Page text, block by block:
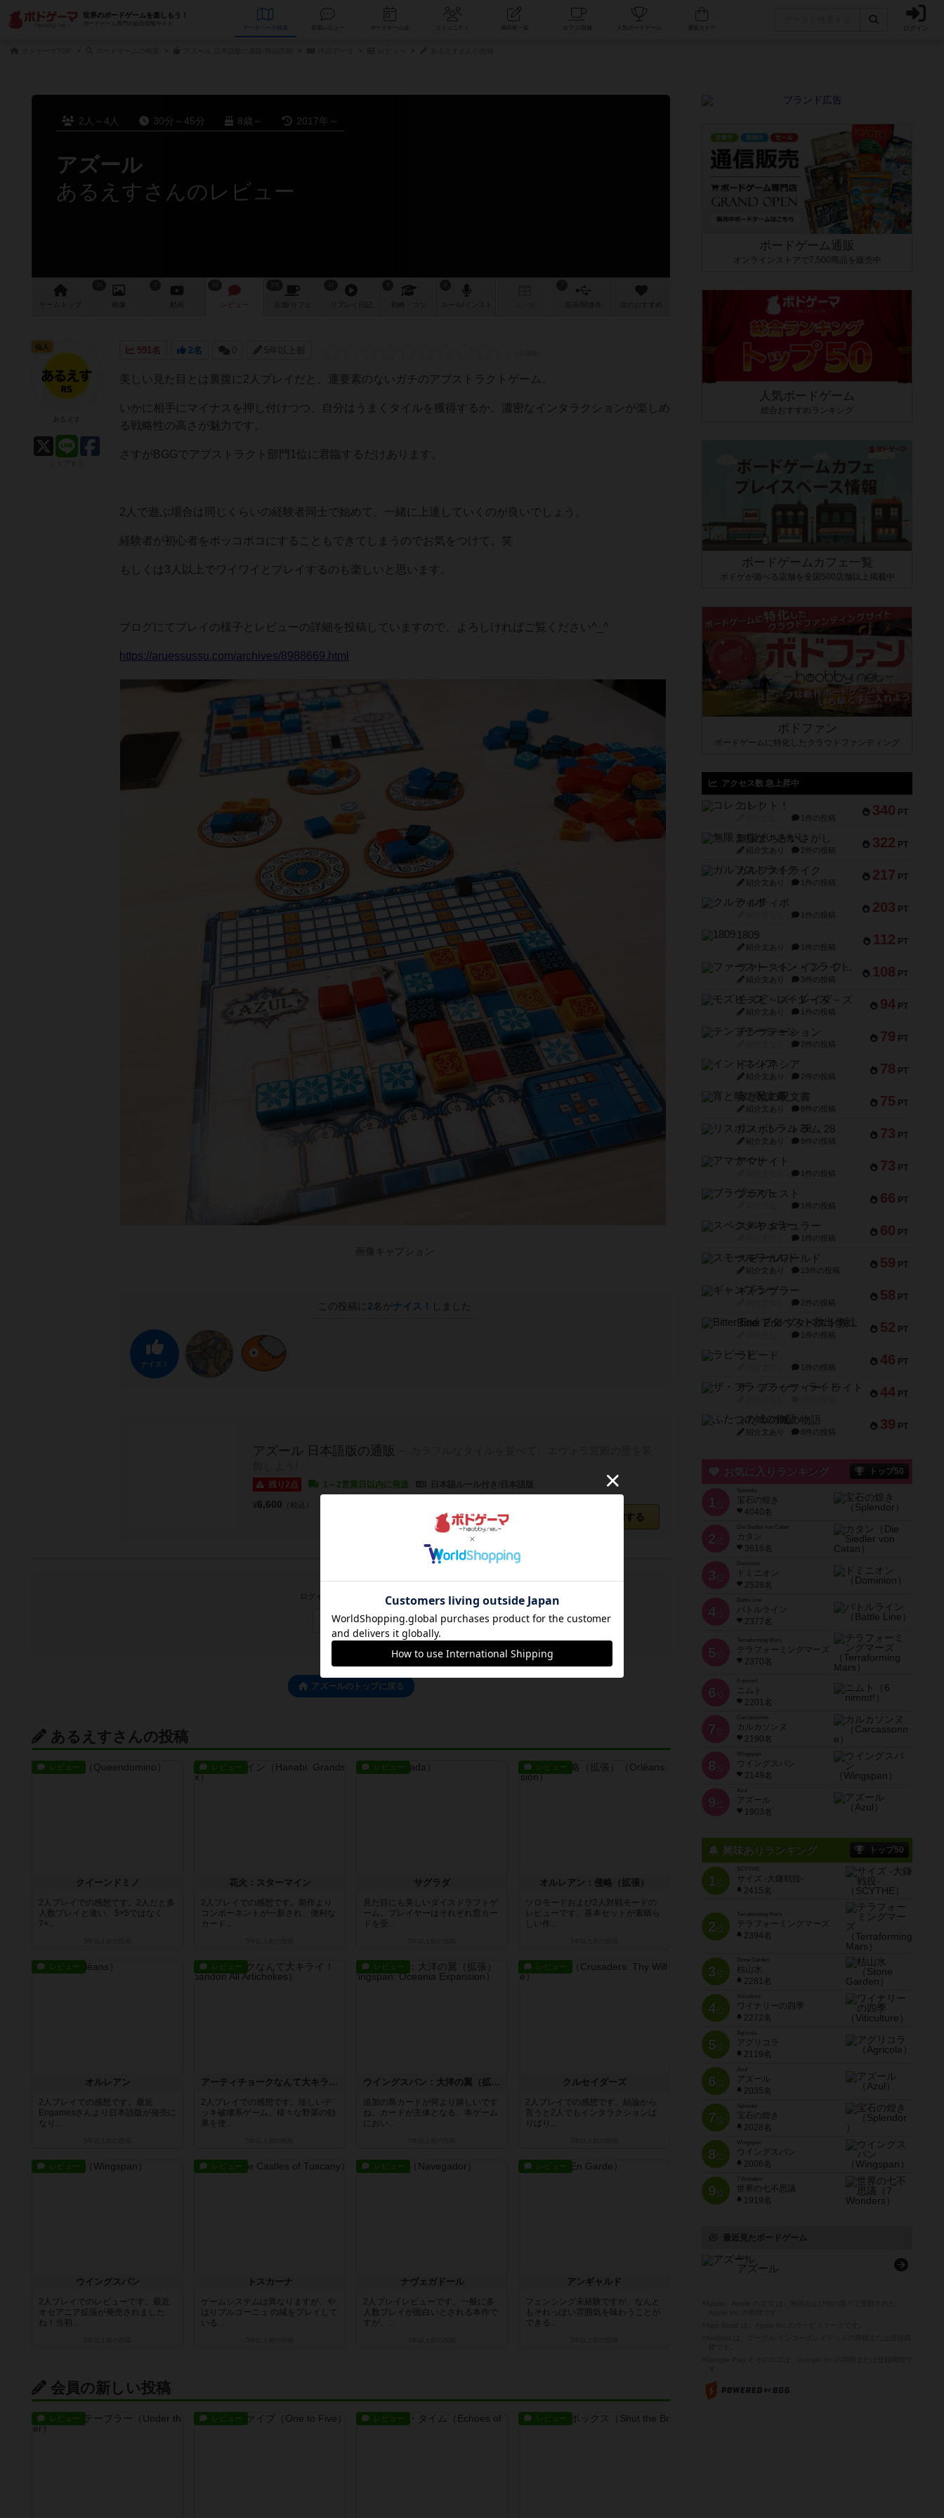
世界のボードゲームを楽しもう！
ボードゲーム専門の総合情報サイト
データベース コミュニティ 人気ボードゲーム ログイン
2人～4人 30分～45分 8歳～ 2017年～
アズール
あるえすさんのレビュー
ゲーム 画像 レビュー
376
店舗/ カフェ 戦略 作 次のおすすめ
591名 2名 0 5年以上前
美しい見た目とは裏腹に2人プレイだと、運要素のないガチのアブストラクトゲーム。
いかに相手にマイナスを押し付けつつ、自分はうまくタイルを獲得するか。濃密なインタラクションが楽しめ
る戦略性の高さが魅力です。
さすがBGGでアブストラクト部門1位に君臨するだけあります。
2人で遊ぶ場合は同じくらいの経験者同士で始めて、一緒に上達していくのが良いでしょう。
経験者が初心者をボッコボコにすることもできてしまうのでお気をつけて。笑
もしくは3人以上でワイワイとプレイするのも楽しいと思います。
ブログにてプレイの様子とレビューの詳細を投稿していますので、よろしければご覧ください^_^
https://aruessussu.com/archives/8988669.html
画像キャプション
この投稿に 2名がナイス！ しました
ナイス！
アズール 日本語版の通販
残り2点 1～2営業日以内に発送
カートに追加する
¥6,600 （税込）
仙人
ログイン/会員登録でコメント
ログインする
アズールのトップに戻る
あるえすさんの投稿
レビュー
クイーンドミノ
2人プレイでの感想です。2人だと多
人数プレイと違い、5×5ではなく
7×...
レビュー
花火：スターマイン
2人プレイでの感想です。前作より
コンポーネントが一新され、便利な
カード...
レビュー
サグラダ
見た目にも美しいダイスドラフトゲ
ーム。プレイヤーはそれぞれ窓カー
ドを受...
レビュー
オルレアン：侵略（拡張）
ソロモードおよび2人対戦モードの
レビューです。基本セットが素晴ら
しい作...
レビュー
オルレアン
2人プレイでの感想です。最近
Engamesさんより日本語版が発売に
なり...
レビュー
アーティチョークなんて大キライ！
2人プレイでの感想です。珍しいデ
ッキ破壊系ゲーム。様々な野菜の効
果を使...
レビュー
ウイングスパン：大洋の翼（拡張）
追加の鳥カードが何より嬉しいです
ね。カードが主体となる、本ゲーム
におい...
レビュー
クルセイダーズ
2人プレイでの感想です。結論から
言うと2人でもインタラクションば
りばり...
レビュー
ウイングスパン
2人プレイでのレビューです。最近
オセアニア拡張が発売されました
ね！当初...
レビュー
トスカーナ
ゲームシステムは異なりますが、や
はりブルゴーニュ の城をプレイして
いる...
レビュー
ナヴェガドール
2人プレイレビューです。一般に多
人数プレイが面白いとされる本作で
すが、...
レビュー
アンギャルド
フェンシング未経験ですが、なんと
もそれっぽい雰囲気を味わうことが
できる...
会員の新しい投稿
レビュー レビュー レビュー レビュー
ボードゲーム通販
オンラインストアで7,500商品を販売中
人気ボードゲーム
総合おすすめランキング
ボードゲームカフェ一覧
ボドゲが遊べる店舗を全国500店舗以上掲載中
ボドファン
ボードゲームに特化したクラウドファンディング
アクセス数 急上昇中
340 PT
コレクト！
1件の投稿
322 PT
無限まちがいさがし
紹介文あり 2件の投稿
217 PT
ガルフストライク
紹介文あり 1件の投稿
203 PT
クルティボ
1件の投稿
112 PT
1809
紹介文あり 1件の投稿
108 PT
ファースト・イン・フライト
紹介文あり 3件の投稿
94 PT
モズビ－ズ・レイダ－ズ
紹介文あり 1件の投稿
79 PT
テンプテーション
2件の投稿
78 PT
インドネシア
紹介文あり 2件の投稿
75 PT
宵と暁の呪文書
紹介文あり 8件の投稿
73 PT
リスボン・トラム 28
紹介文あり 9件の投稿
73 PT
アマナイト
1件の投稿
66 PT
ブラヴェスト
1件の投稿
60 PT
スペクタキュラー
1件の投稿
59 PT
スモールワールド
紹介文あり 13件の投稿
58 PT
ギャンブラー
2件の投稿
52 PT
Bitter End ブタペスト救出作戦
1件の投稿
46 PT
ラピード
1件の投稿
44 PT
ザ・フラッフィー・ライト
39 PT
ふたつの城の物語
紹介文あり 6件の投稿
お気に入りランキング トップ50
1 位
宝石の煌き
4040名
2 位
Die Siedler von Catan
カタン
3616名
3 位
ドミニオン
2528名
4位
Battle Line
バトルライン
2377名
5 位
Terraforming Mars
テラフォーミングマーズ
2370名
6 位
ニムト
2201名
7 位
Carcassonne
カルカソンヌ
2190名
8 位
Wingspan
ウイングスパン
2149名
9 位
Azul
アズール
1903名
興味ありランキング トップ50
1位
SCYTHE
サイズ -大鎌戦役-
2415名
2位
Terraforming Mars
テラフォーミングマーズ
2394名
3位
Stone Garden
枯山水
2281名
4位
Viticulture
ワイナリーの四季
2272名
5位
Agricola
アグリコラ
2119名
6位
Azul
アズール
2035名
7位
宝石の煌き
2028名
8位
Wingspan
ウイングスパン
2006名
9位
7 Wonders
世界の七不思議
1919名
最近見たボードゲーム
Azul
アズール